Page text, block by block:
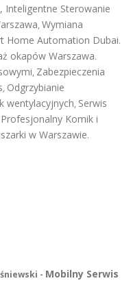
Inteligentne Sterowanie
, Wymiana
Home Automation Dubai.
okapów Warszawa.
, Zabezpieczenia
, Odgrzybianie
wentylacyjnych, Serwis
Profesjonalny Komik i
w Warszawie.
- Mobilny Serwis